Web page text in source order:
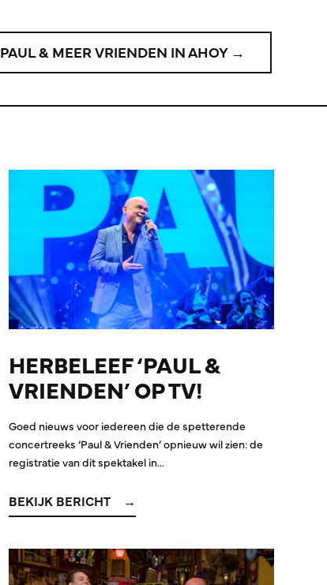
PAUL & MEER VRIENDEN IN AHOY →
HERBELEEF ‘PAUL &
VRIENDEN’ OP TV!
Goed nieuws voor iedereen die de spetterende
concertreeks ‘Paul & Vrienden’ opnieuw wil zien: de
registratie van dit spektakel in…
BEKIJK BERICHT